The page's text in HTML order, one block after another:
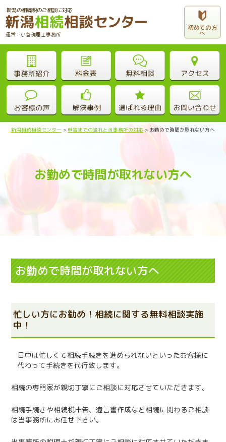
新潟の相続税のご相談に対応
運営：小菅税理士事務所
初めての方
へ
新潟相続相談センター > 申告までの流れと当事務所の対応 > お勤めで時間が取れない方へ
お勤めで時間が取れない方へ
お勤めで時間が取れない方へ
忙しい方にお勧め！相続に関する無料相談実施
中！
日中は忙しくて相続手続きを進められないといったお客様に
代わって手続きを代行致します。
相続の専門家が親切丁寧にご相談に対応させていただきます。
相続手続きや相続税申告、遺言書作成など相続に関わるご相談
は当事務所にお任せ下さい。